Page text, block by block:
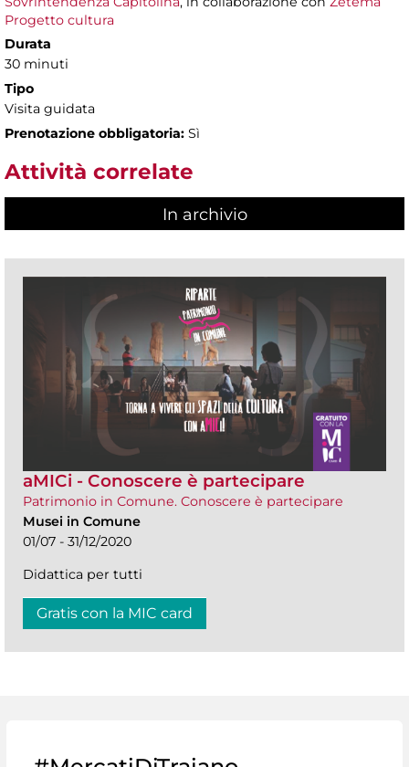
Progetto cultura
Durata
30 minuti
Tipo
Visita guidata
Prenotazione obbligatoria: Sì
Attività correlate
In archivio
aMICi - Conoscere è partecipare
Patrimonio in Comune. Conoscere è partecipare
Musei in Comune
01/07 - 31/12/2020
Didattica per tutti
Gratis con la MIC card